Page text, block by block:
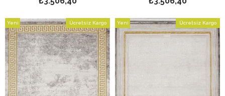
Ücretsiz Kargo
Yeni
Ürün
Ücretsiz Kargo
Yeni
Ürün